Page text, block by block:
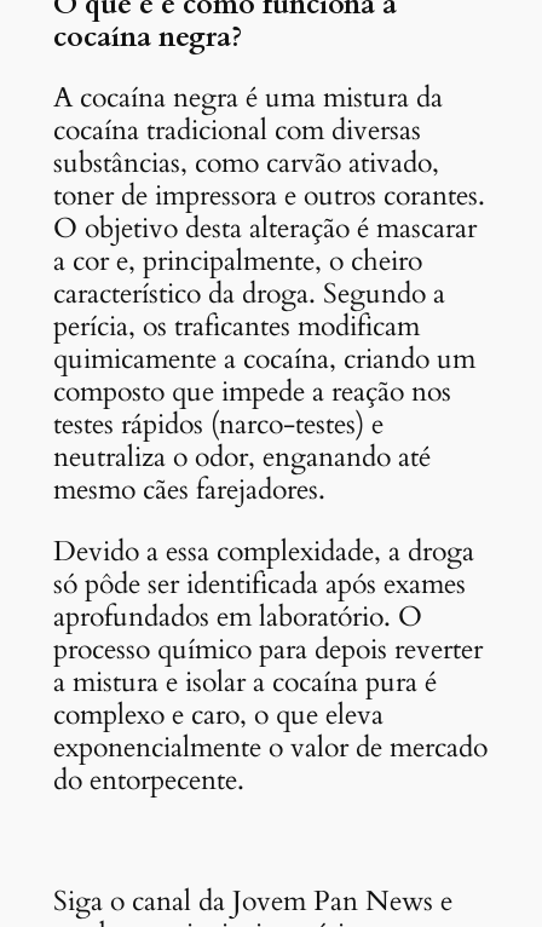
cocaína negra?
A cocaína negra é uma mistura da
cocaína tradicional com diversas
substâncias, como carvão ativado,
toner de impressora e outros corantes.
O objetivo desta alteração é mascarar
a cor e, principalmente, o cheiro
característico da droga. Segundo a
perícia, os traficantes modificam
quimicamente a cocaína, criando um
composto que impede a reação nos
testes rápidos (narco-testes) e
neutraliza o odor, enganando até
mesmo cães farejadores.
Devido a essa complexidade, a droga
só pôde ser identificada após exames
aprofundados em laboratório. O
processo químico para depois reverter
a mistura e isolar a cocaína pura é
complexo e caro, o que eleva
exponencialmente o valor de mercado
do entorpecente.
Siga o canal da Jovem Pan News e